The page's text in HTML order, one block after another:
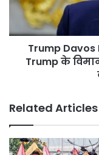
Pannu
दावोस
रहे
Trump
खराबी
बीच
रास्ते
से
Trump Davos
Trump के
Related Articles